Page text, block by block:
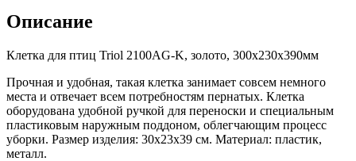
Описание
Клетка для птиц Triol 2100AG-K, золото, 300х230х390мм
Прочная и удобная, такая клетка занимает совсем немного
места и отвечает всем потребностям пернатых. Клетка
оборудована удобной ручкой для переноски и специальным
пластиковым наружным поддоном, облегчающим процесс
уборки. Размер изделия: 30х23х39 см. Материал: пластик,
металл.